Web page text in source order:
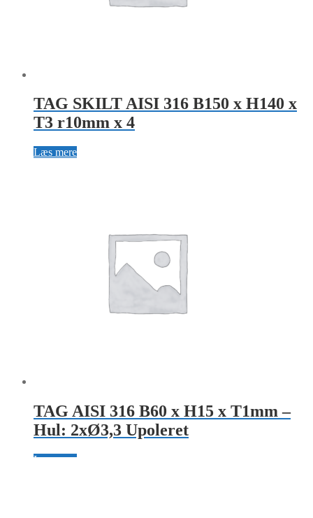
TAG SKILT AISI 316 B150 x H140 x
T3 r10mm x 4
Læs mere
TAG AISI 316 B60 x H15 x T1mm –
Hul: 2xØ3,3 Upoleret
Læs mere